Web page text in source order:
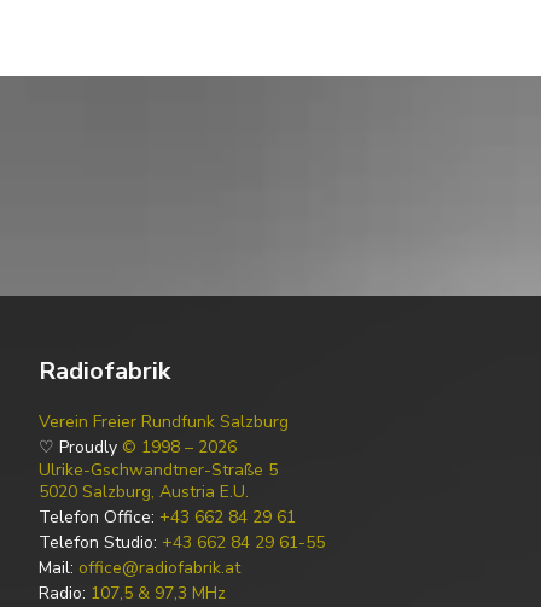
Radiofabrik
Verein Freier Rundfunk Salzburg
♡ Proudly © 1998 – 2026
Ulrike-Gschwandtner-Straße 5
5020 Salzburg, Austria E.U.
Telefon Office: +43 662 84 29 61
Telefon Studio: +43 662 84 29 61-55
Mail: office@radiofabrik.at
Radio: 107,5 & 97,3 MHz